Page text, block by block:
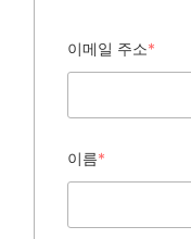
이메일 주소*
이름*